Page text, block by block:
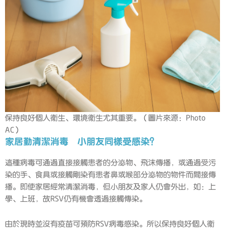
保持良好個人衞生、環境衞生尤其重要。（圖片來源：Photo
AC）
家居勤清潔消毒 小朋友同樣受感染？
這種病毒可通過直接接觸患者的分泌物、飛沫傳播，或通過受污
染的手、食具或接觸剛染有患者鼻或喉部分泌物的物件而間接傳
播。即使家居經常清潔消毒，但小朋友及家人仍會外出，如：上
學、上班，故RSV仍有機會透過接觸傳染。
由於現時並沒有疫苗可預防RSV病毒感染。所以保持良好個人衞